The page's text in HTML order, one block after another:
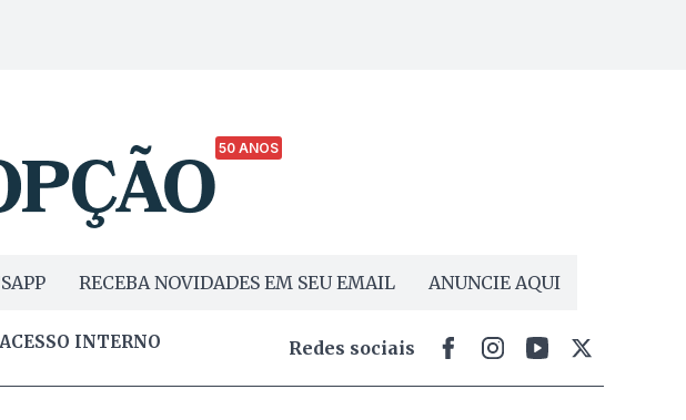
50 ANOS
RECEBA NOVIDADES EM SEU EMAIL ANUNCIE AQUI
ACESSO INTERNO Redes sociais